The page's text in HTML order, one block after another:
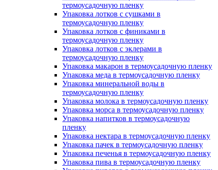
термоусадочную пленку
Упаковка лотков с сушками в
термоусадочную пленку
Упаковка лотков с финиками в
термоусадочную пленку
Упаковка лотков с эклерами в
термоусадочную пленку
Упаковка макарон в термоусадочную пленку
Упаковка меда в термоусадочную пленку
Упаковка минеральной воды в
термоусадочную пленку
Упаковка молока в термоусадочную пленку
Упаковка морса в термоусадочную пленку
Упаковка напитков в термоусадочную
пленку
Упаковка нектара в термоусадочную пленку
Упаковка пачек в термоусадочную пленку
Упаковка печенья в термоусадочную пленку
Упаковка пива в термоусадочную пленку